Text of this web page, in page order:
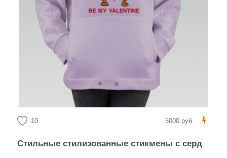
10 5000 руб.
Стильные стилизованные стикмены с сердцами ко Дню святого Валентина BE MY VALENTINE